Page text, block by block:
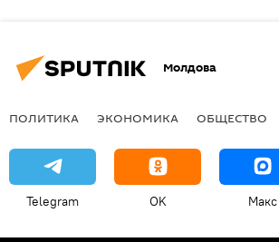
Молдова
ПОЛИТИКА ЭКОНОМИКА ОБЩЕСТВО
Telegram OK Макс